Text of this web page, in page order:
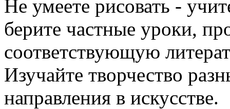
Не умеете рисовать -
берите частные уроки,
соответствующую
Изучайте творчество
направления в искусстве.